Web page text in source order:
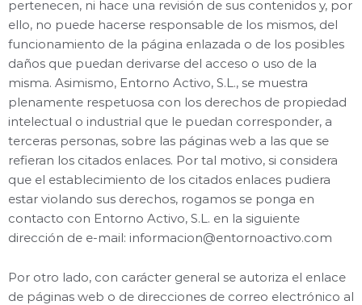
pertenecen, ni hace una revisión de sus contenidos y, por
ello, no puede hacerse responsable de los mismos, del
funcionamiento de la página enlazada o de los posibles
daños que puedan derivarse del acceso o uso de la
misma. Asimismo, Entorno Activo, S.L., se muestra
plenamente respetuosa con los derechos de propiedad
intelectual o industrial que le puedan corresponder, a
terceras personas, sobre las páginas web a las que se
refieran los citados enlaces. Por tal motivo, si considera
que el establecimiento de los citados enlaces pudiera
estar violando sus derechos, rogamos se ponga en
contacto con Entorno Activo, S.L. en la siguiente
dirección de e-mail: informacion@entornoactivo.com
Por otro lado, con carácter general se autoriza el enlace
de páginas web o de direcciones de correo electrónico al